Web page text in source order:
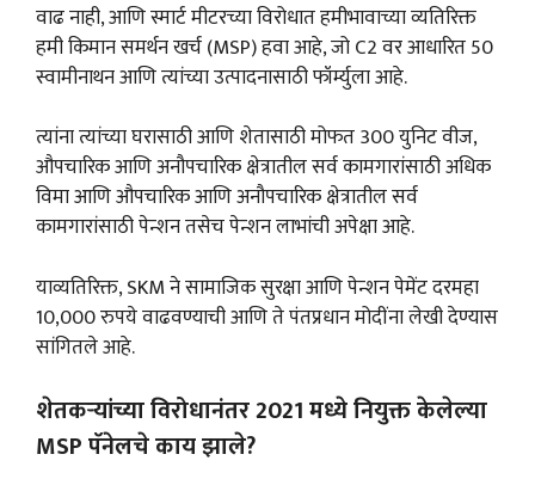
वाढ नाही, आणि स्मार्ट मीटरच्या विरोधात हमीभावाच्या व्यतिरिक्त
हमी किमान समर्थन खर्च (MSP) हवा आहे, जो C2 वर आधारित 50
स्वामीनाथन आणि त्यांच्या उत्पादनासाठी फॉर्म्युला आहे.
त्यांना त्यांच्या घरासाठी आणि शेतासाठी मोफत 300 युनिट वीज,
औपचारिक आणि अनौपचारिक क्षेत्रातील सर्व कामगारांसाठी अधिक
विमा आणि औपचारिक आणि अनौपचारिक क्षेत्रातील सर्व
कामगारांसाठी पेन्शन तसेच पेन्शन लाभांची अपेक्षा आहे.
याव्यतिरिक्त, SKM ने सामाजिक सुरक्षा आणि पेन्शन पेमेंट दरमहा
10,000 रुपये वाढवण्याची आणि ते पंतप्रधान मोदींना लेखी देण्यास
सांगितले आहे.
शेतकऱ्यांच्या विरोधानंतर 2021 मध्ये नियुक्त केलेल्या
MSP पॅनेलचे काय झाले?